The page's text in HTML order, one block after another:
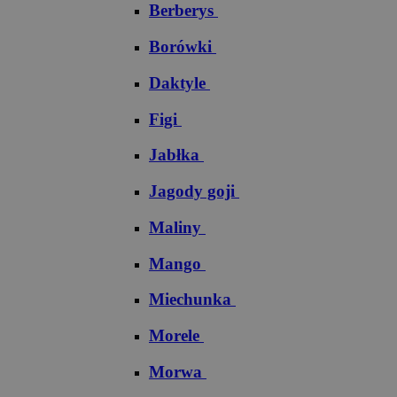
Berberys
Borówki
Daktyle
Figi
Jabłka
Jagody goji
Maliny
Mango
Miechunka
Morele
Morwa